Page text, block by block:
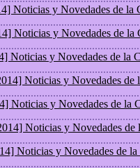
Noticias y Novedades de la
Noticias y Novedades de la
Noticias y Novedades de la
Noticias y Novedades de
Noticias y Novedades de la
Noticias y Novedades de
Noticias y Novedades de